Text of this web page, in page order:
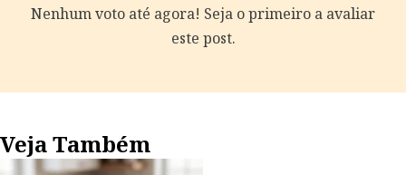
Nenhum voto até agora! Seja o primeiro a avaliar
este post.
Veja Também